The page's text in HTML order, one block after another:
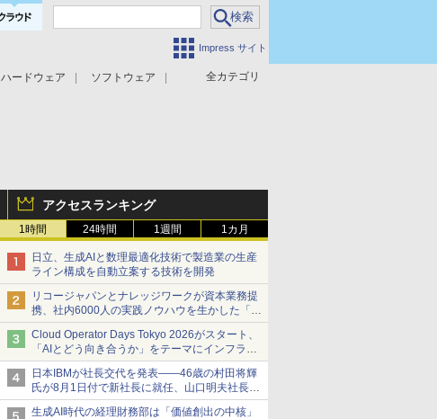
Impress サイト
全カテゴリ
ハードウェア
ソフトウェア
アクセスランキング
1時間 24時間 1週間 1カ月
日立、生成AIと数理最適化技術で製造業の生産
ライン構成を自動立案する技術を開発
リコージャパンとナレッジワークが資本業務提
携、社内6000人の実践ノウハウを生かした「AI
商談記録 for RICOH」を展開へ
Cloud Operator Days Tokyo 2026がスタート、
「AIとどう向き合うか」をテーマにインフラ運
用の知見を集約
日本IBMが社長交代を発表――46歳の村田将輝
氏が8月1日付で新社長に就任、山口明夫社長は
会長へ
生成AI時代の経理財務部は「価値創出の中核」